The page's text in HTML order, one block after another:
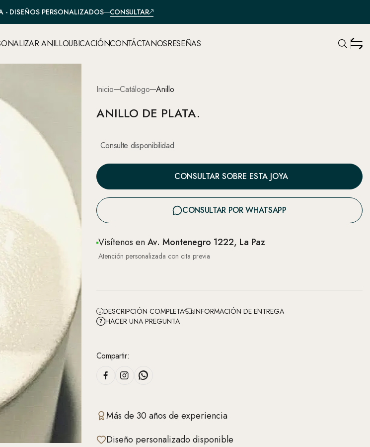
DISEÑOS PERSONALIZADOS CONSULTAR
ANILLOUBICACIÓNCONTÁCTANOSRESEÑAS
Inicio Catálogo Anillo
ANILLO DE PLATA.
Consulte disponibilidad
CONSULTAR SOBRE ESTA JOYA
CONSULTAR POR WHATSAPP
Visítenos en Av. Montenegro 1222, La Paz
Atención personalizada con cita previa
DESCRIPCIÓN COMPLETA
INFORMACIÓN DE ENTREGA
HACER UNA PREGUNTA
Compartir:
Más de 30 años de experiencia
Diseño personalizado disponible